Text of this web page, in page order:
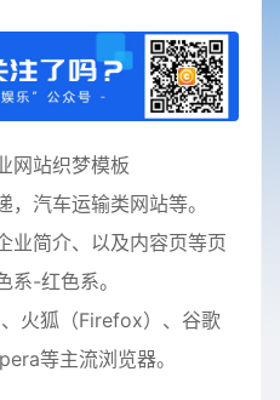
网站织梦模板
汽车运输类网站等。
业简介、以及内容页等页
系-红色系。
火狐（Firefox）、谷歌
等主流浏览器。